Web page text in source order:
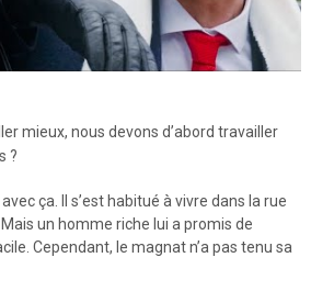
mieux, nous devons d’abord travailler
?
ça. Il s’est habitué à vivre dans la rue
un homme riche lui a promis de
Cependant, le magnat n’a pas tenu sa